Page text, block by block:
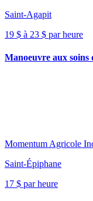
Saint-Agapit
19 $ à 23 $ par heure
Manoeuvre aux
Momentum Agricole
Saint-Épiphane
17 $ par heure